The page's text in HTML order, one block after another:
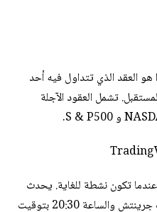
العقد الذي تتداول فيه أحد
تشمل العقود الآجلة
تكون نشطة للغاية. يحدث
هذا عادة بين الساعة 13:30 بتوقيت جرينتش والساعة 20:30 بتوقيت